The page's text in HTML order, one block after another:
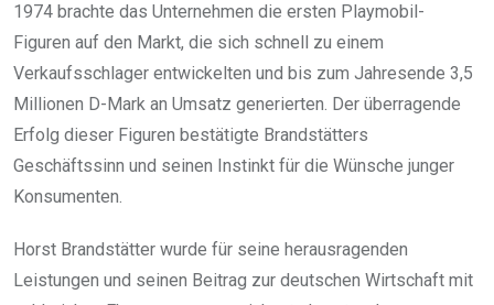
1974 brachte das Unternehmen die ersten Playmobil-
Figuren auf den Markt, die sich schnell zu einem
Verkaufsschlager entwickelten und bis zum Jahresende 3,5
Millionen D-Mark an Umsatz generierten. Der überragende
Erfolg dieser Figuren bestätigte Brandstätters
Geschäftssinn und seinen Instinkt für die Wünsche junger
Konsumenten.
Horst Brandstätter wurde für seine herausragenden
Leistungen und seinen Beitrag zur deutschen Wirtschaft mit